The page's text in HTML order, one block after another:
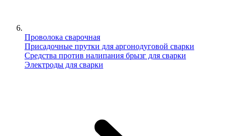
Проволока сварочная
Присадочные прутки для аргонодуговой сварки
Средства против налипания брызг для сварки
Электроды для сварки